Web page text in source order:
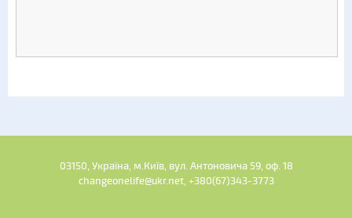
03150, Україна, м.Київ, вул. Антоновича 59, оф. 18
changeonelife@ukr.net, +380(67)343-3773